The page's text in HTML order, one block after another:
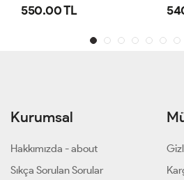
550.00 TL
Kurumsal
Hakkımızda - about
Sıkça Sorulan Sorular